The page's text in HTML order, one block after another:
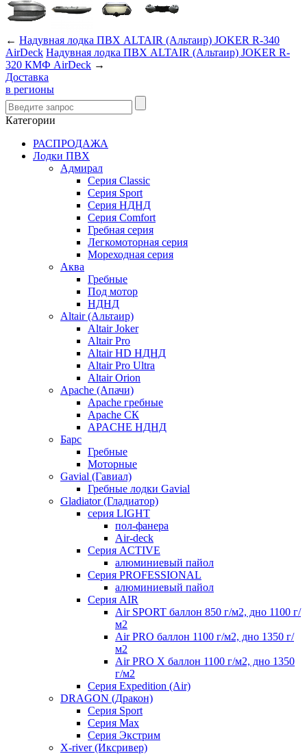
← Надувная лодка ПВХ ALTAIR (Альтаир) JOKER R-340
AirDeck Надувная лодка ПВХ ALTAIR (Альтаир) JOKER R-
320 КМФ AirDeck →
Доставка
в регионы
Категории
РАСПРОДАЖА
Лодки ПВХ
Адмирал
Серия Classic
Серия Sport
Серия НДНД
Серия Comfort
Гребная серия
Легкомоторная серия
Мореходная серия
Аква
Гребные
Под мотор
НДНД
Altair (Альтаир)
Altair Joker
Altair Pro
Altair HD НДНД
Altair Pro Ultra
Altair Orion
Apache (Апачи)
Apache гребные
Apache СК
APACHE НДНД
Барс
Гребные
Моторные
Gavial (Гавиал)
Гребные лодки Gavial
Gladiator (Гладиатор)
серия LIGHT
пол-фанера
Air-deck
Серия ACTIVE
алюминиевый пайол
Серия PROFESSIONAL
алюминиевый пайол
Серия AIR
Air SPORT баллон 850 г/м2, дно 1100 г/
м2
Air PRO баллон 1100 г/м2, дно 1350 г/
м2
Air PRO X баллон 1100 г/м2, дно 1350
г/м2
Серия Expedition (Air)
DRAGON (Дракон)
Серия Sport
Серия Max
Серия Экстрим
X-river (Иксривер)